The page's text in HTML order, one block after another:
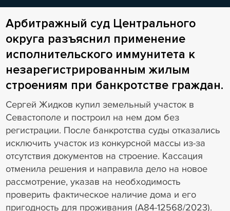
Арбитражный суд Центрального
округа разъяснил применение
исполнительского иммунитета к
незарегистрированным жилым
строениям при банкротстве граждан.
Сергей Жидков купил земельный участок в
Севастополе и построил на нем дом без
регистрации. После банкротства суды отказались
исключить участок из конкурсной массы из-за
отсутствия документов на строение. Кассация
отменила решения и направила дело на новое
рассмотрение, указав на необходимость
проверить фактическое наличие дома и его
пригодность для проживания (А84-12568/2023).